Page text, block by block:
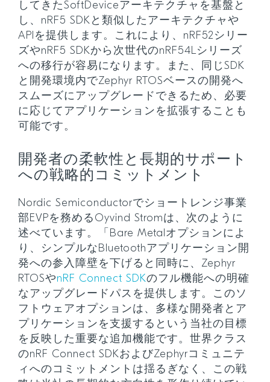
してきたSoftDeviceアーキテクチャを基盤と
し、nRF5 SDKと類似したアーキテクチャや
APIを提供します。これにより、nRF52シリー
ズやnRF5 SDKから次世代のnRF54Lシリーズ
への移行が容易になります。また、同じSDK
と開発環境内でZephyr RTOSベースの開発へ
スムーズにアップグレードできるため、必要
に応じてアプリケーションを拡張することも
可能です。
開発者の柔軟性と長期的サポート
への戦略的コミットメント
Nordic Semiconductorでショートレンジ事業
部EVPを務めるOyvind Stromは、次のように
述べています。「Bare Metalオプションによ
り、シンプルなBluetoothアプリケーション開
発への参入障壁を下げると同時に、Zephyr
RTOSやnRF Connect SDKのフル機能への明確
なアップグレードパスを提供します。このソ
フトウェアオプションは、多様な開発者とア
プリケーションを支援するという当社の目標
を反映した重要な追加機能です。世界クラス
のnRF Connect SDKおよびZephyrコミュニテ
ィへのコミットメントは揺るぎなく、この戦